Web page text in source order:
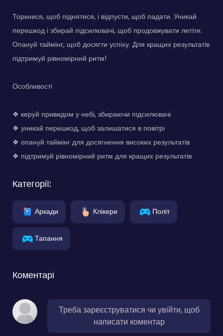
Торкнися, щоб піднятися, і відпусти, щоб падати. Уникай
перешкод і збирай підсилювачі, щоб продовжувати летіти.
Опануй таймінг, щоб досягти успіху. Для кращих результатів
підтримуй рівномірний ритм!
Особливості
❖ керуй привидом у небі, збираючи підсилювачі
❖ уникай перешкод, щоб залишатися в повітрі
❖ опануй таймінг для досягнення високих результатів
❖ підтримуй рівномірний ритм для кращих результатів
Категорії:
Аркади Клікери Політ
Тапання
Коментарі
Треба зареєструватися чи увійти, щоб
написати коментар